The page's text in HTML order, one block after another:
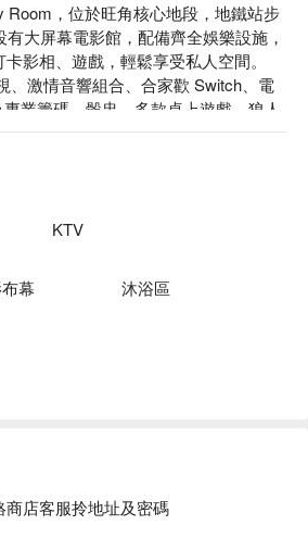
Room，位於旺角核心地段，地鐵站步
大屏幕電影館，配備齊全娛樂設施，
影相、遊戲，輕鬆享受私人空間。
、激情音響組合、合家歡 Switch、電
業籌碼、骰盅、多款桌上遊戲、狼人
相佈景、雪櫃、製冰機、獨立洗手
預約）
/ 人起
KTV
幕 沐浴區
店客服拎地址及密碼